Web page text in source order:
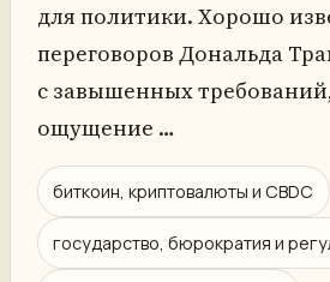
для политики. Хорошо
переговоров Дональда
с завышенных
ощущение …
биткоин, криптовалюты и CBDC
государство, бюрократия и